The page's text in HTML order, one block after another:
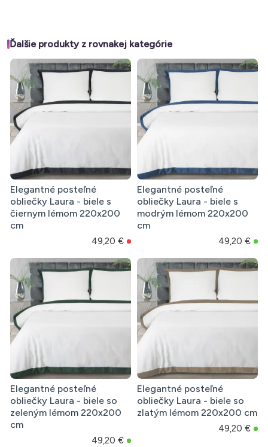
Ďalšie produkty z rovnakej kategórie
Elegantné posteľné
obliečky Laura - biele s
čiernym lémom 220x200
cm
49,20 €
Elegantné posteľné
obliečky Laura - biele s
modrým lémom 220x200
cm
49,20 €
Elegantné posteľné
obliečky Laura - biele so
zeleným lémom 220x200
cm
49,20 €
Elegantné posteľné
obliečky Laura - biele so
zlatým lémom 220x200 cm
49,20 €